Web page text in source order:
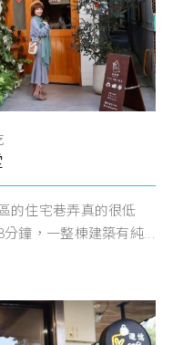
的住宅巷弄真的很低
鐘，一整棟建築有純...